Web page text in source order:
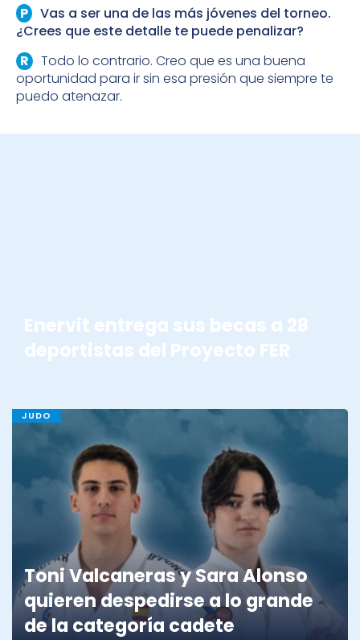
Vas a ser una de las más jóvenes del torneo.
¿Crees que este detalle te puede penalizar?
Todo lo contrario. Creo que es una buena
oportunidad para ir sin esa presión que siempre te
puedo atenazar.
Enervit entrega sus becas a 28
deportistas del Proyecto FER
JUDO
Toni Valcaneras y Sara Alonso
quieren despedirse a lo grande
de la categoría cadete